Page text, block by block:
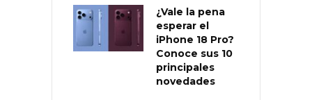
¿Vale la pena
esperar el
iPhone 18 Pro?
Conoce sus 10
principales
novedades